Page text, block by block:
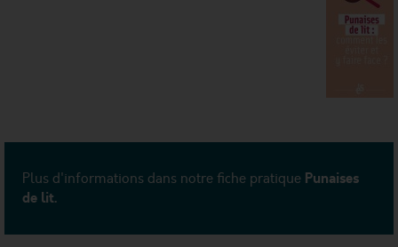
Plus d'informations dans notre fiche pratique Punaises
de lit.